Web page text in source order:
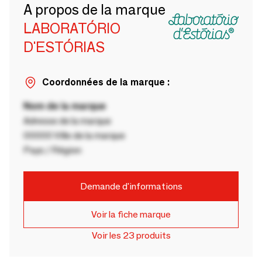
A propos de la marque
LABORATÓRIO
D'ESTÓRIAS
Coordonnées de la marque :
Nom de la marque
Adresse de la marque
00000 Ville de la marque
Pays / Région
Demande d'informations
Voir la fiche marque
Voir les 23 produits